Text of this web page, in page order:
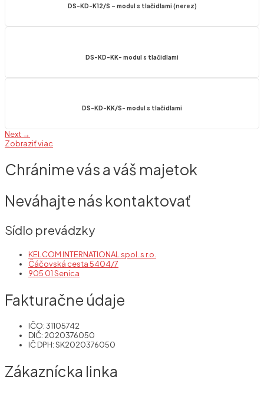
DS-KD-K12/S – modul s tlačidlami (nerez)
DS-KD-KK- modul s tlačidlami
DS-KD-KK/S- modul s tlačidlami
Next →
Zobraziť viac
Chránime vás a váš majetok
Neváhajte nás kontaktovať
Sídlo prevádzky
KELCOM INTERNATIONAL spol. s r.o.
Čáčovská cesta 5404/7
905 01 Senica
Fakturačne údaje
IČO: 31105742
DIČ: 2020376050
IČ DPH: SK2020376050
Zákaznícka linka